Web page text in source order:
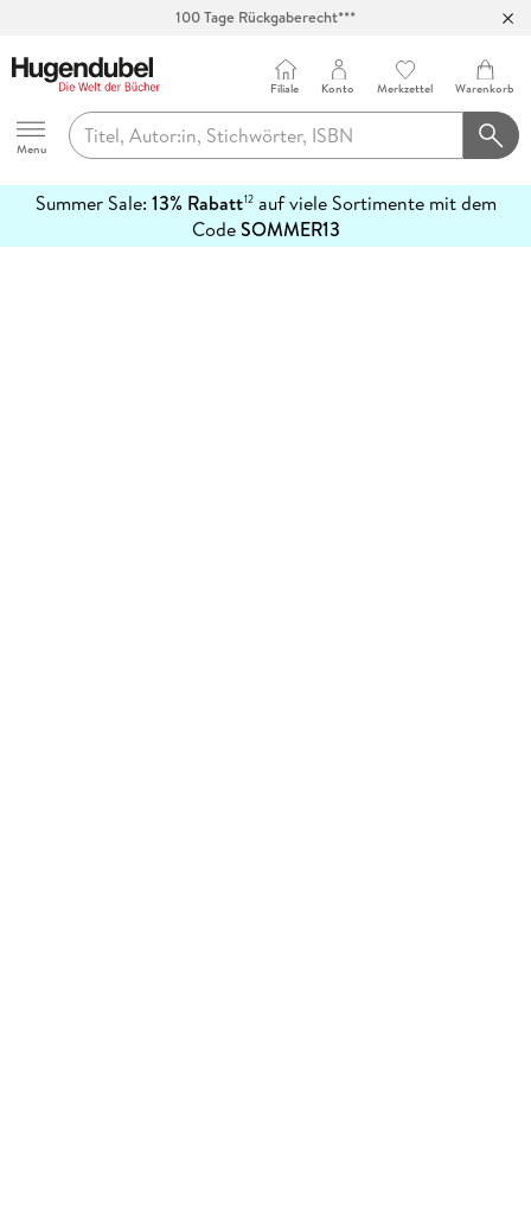
100 Tage Rückgaberecht***
Hugendubel
Menu
Filiale Konto Merkzettel Warenkorb
Summer Sale: 13% Rabatt12auf viele Sortimente mit dem
CodeSOMMER13
erfahren